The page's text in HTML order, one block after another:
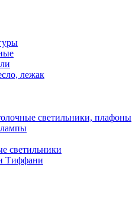
лежак
светильники, плафоны
светильники
Тиффани